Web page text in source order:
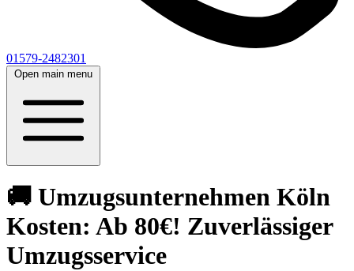
01579-2482301
Open main menu
🚚 Umzugsunternehmen Köln
Kosten: Ab 80€! Zuverlässiger
Umzugsservice